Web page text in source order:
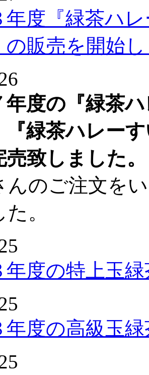
年度『緑茶ハ
の販売を開始
年度の『緑茶
『緑茶ハレー
致しました。
んのご注文を
。
年度の特上玉
年度の高級玉